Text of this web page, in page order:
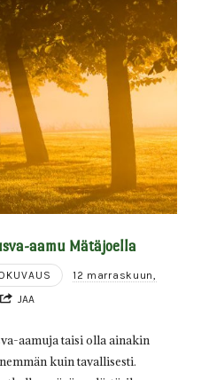
aamu Mätäjoella
12 marraskuun,
JAA
aamuja taisi olla ainakin
kuin tavallisesti.